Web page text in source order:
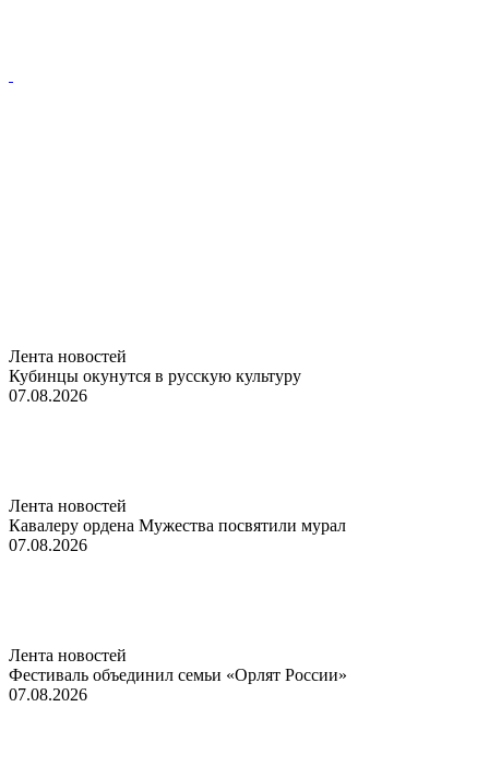
Лента новостей
Кубинцы окунутся в русскую культуру
07.08.2026
Лента новостей
Кавалеру ордена Мужества посвятили мурал
07.08.2026
Лента новостей
Фестиваль объединил семьи «Орлят России»
07.08.2026